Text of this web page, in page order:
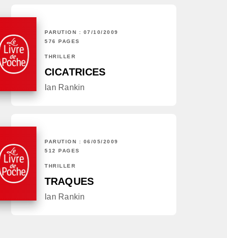
PARUTION : 07/10/2009
576 PAGES
THRILLER
CICATRICES
Ian Rankin
PARUTION : 06/05/2009
512 PAGES
THRILLER
TRAQUES
Ian Rankin